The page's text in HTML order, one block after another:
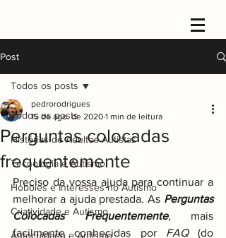
Post
Todos os posts
Histórias de Adultos Autistas
Tecnologia e Autismo
Hobbies e Interesses no Autismo
Criatividade e Autismo
Autocuidado e Autismo
Todos os posts
Perguntas colocadas
frequentemente
pedrorodrigues
15 de ago. de 2020 1 min de leitura
Preciso da vossa ajuda para continuar a
melhorar a ajuda prestada. As Perguntas
Colocadas Frequentemente, mais
facilmente conhecidas por FAQ (do